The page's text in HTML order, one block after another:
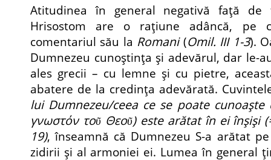
Atitudinea în general negativă faţă de
Hrisostom are o raţiune adâncă, pe
comentariul său la Romani(Omil. III 1-3).
Dumnezeu cunoştinţa şi adevărul, dar le-
ales grecii – cu lemne şi cu pietre,
abatere de la credinţa adevărată.
lui Dumnezeu/ceea ce se poate cunoaşte
γνωστόν τοῦ Θεοῦ) este arătat în ei înşişi
19), înseamnă că Dumnezeu S-a arătat
zidirii şi al armoniei ei. Lumea în general